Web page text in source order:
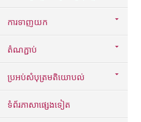
ការទាញយក
តំណភ្ជាប់
ប្រអប់សំបុត្រមតិយោបល់
ទំព័រភាសាផ្សេងទៀត